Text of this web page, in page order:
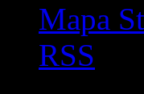
Mapa
RSS